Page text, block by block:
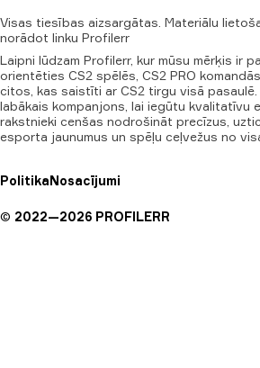
Visas tiesības aizsargātas. Materiālu
norādot linku Profilerr
Laipni lūdzam Profilerr, kur mūsu mērķis ir
orientēties CS2 spēlēs, CS2 PRO
citos, kas saistīti ar CS2 tirgu visā
labākais kompanjons, lai iegūtu kvalitatīvu
rakstnieki cenšas nodrošināt precīzus,
esporta jaunumus un spēļu ceļvežus no
PolitikaNosacījumi
© 2022—2026 PROFILERR